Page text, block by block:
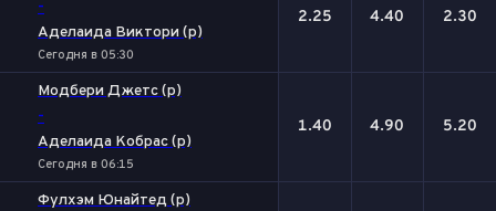
-
Аделаида Виктори (р)
Сегодня в 05:30
2.25 4.40 2.30
Модбери Джетс (р)
-
Аделаида Кобрас (р)
Сегодня в 06:15
1.40 4.90 5.20
Фулхэм Юнайтед (р)